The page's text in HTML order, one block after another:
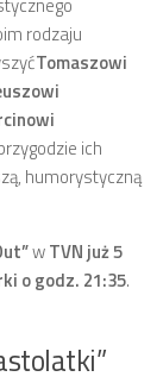
rodzaju
Tomaszowi
ich
humorystyczną
wTVN już 5
o godz. 21:35.